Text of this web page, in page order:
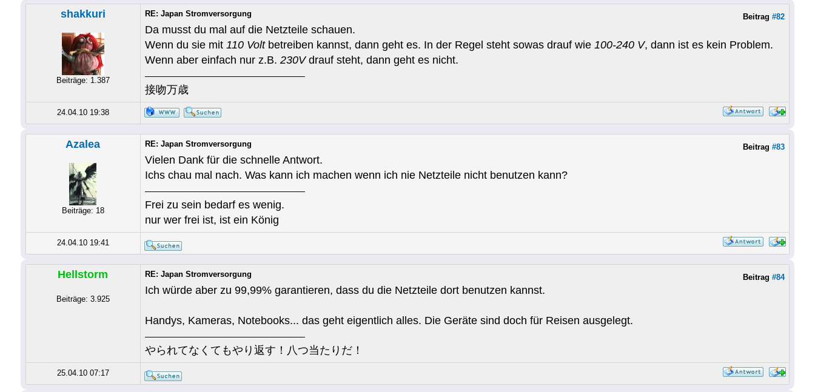
shakkuri
Beiträge: 1.387
Beitrag #82
RE: Japan Stromversorgung
Da musst du mal auf die Netzteile schauen.
Wenn du sie mit 110 Voltbetreiben kannst, dann geht es. In der Regel steht sowas drauf wie 100-240 V, dann ist es kein Problem.
Wenn aber einfach nur z.B. 230Vdrauf steht, dann geht es nicht.
接吻万歳
24.04.10 19:38
Azalea
Beiträge: 18
Beitrag #83
RE: Japan Stromversorgung
Vielen Dank für die schnelle Antwort.
Ichs chau mal nach. Was kann ich machen wenn ich nie Netzteile nicht benutzen kann?
Frei zu sein bedarf es wenig.
nur wer frei ist, ist ein König
24.04.10 19:41
Hellstorm
Beiträge: 3.925
Beitrag #84
RE: Japan Stromversorgung
Ich würde aber zu 99,99% garantieren, dass du die Netzteile dort benutzen kannst.
Handys, Kameras, Notebooks... das geht eigentlich alles. Die Geräte sind doch für Reisen ausgelegt.
やられてなくてもやり返す！八つ当たりだ！
25.04.10 07:17